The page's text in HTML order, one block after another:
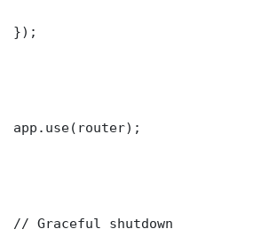
});
app.use(router);
// Graceful shutdown